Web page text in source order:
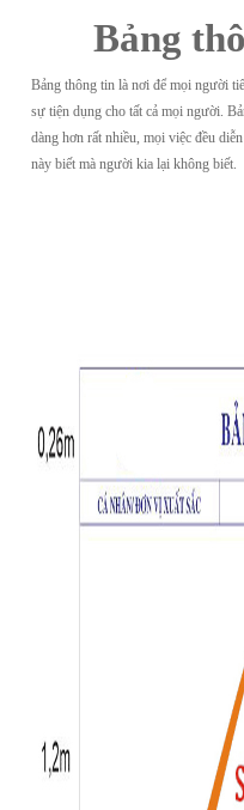
Bảng
Bảng thông tin là nơi để mọi người
sự tiện dụng cho tất cả mọi người.
dàng hơn rất nhiều, mọi việc đều
này biết mà người kia lại không biết.